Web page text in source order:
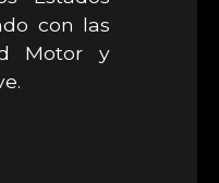
con las
Motor y